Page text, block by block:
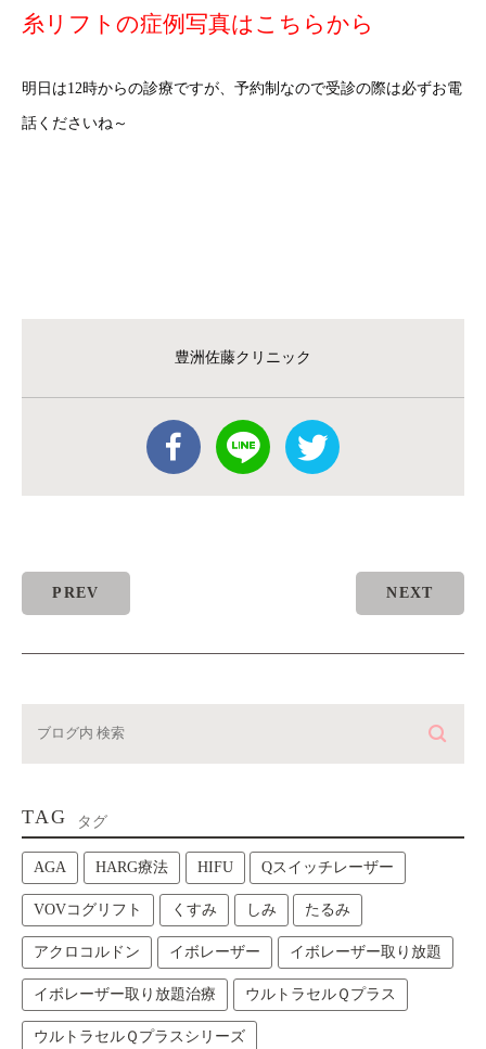
糸リフトの症例写真はこちらから
明日は12時からの診療ですが、予約制なので受診の際は必ずお電
話くださいね～
豊洲佐藤クリニック
PREV NEXT
TAG タグ
AGA HARG療法 HIFU Qスイッチレーザー
VOVコグリフト くすみ しみ たるみ
アクロコルドン イボレーザー イボレーザー取り放題
イボレーザー取り放題治療 ウルトラセルＱプラス
ウルトラセルＱプラスシリーズ